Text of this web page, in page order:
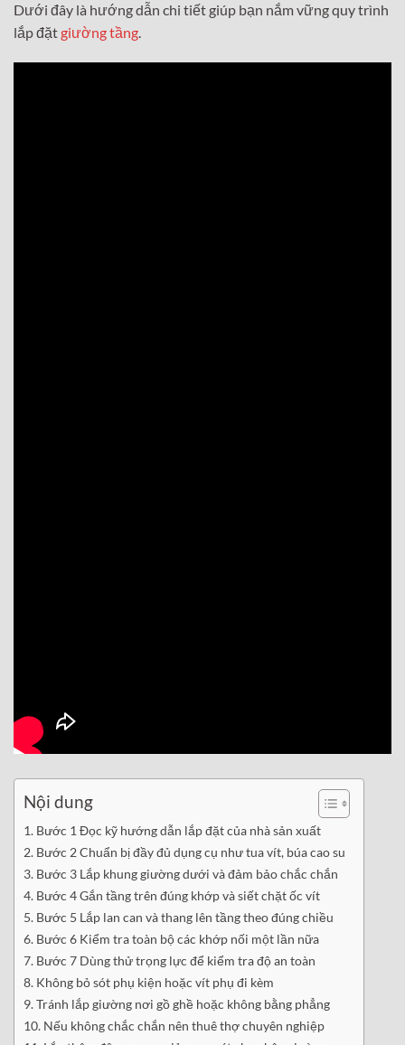
Dưới đây là hướng dẫn chi tiết giúp bạn nắm vững quy trình
lắp đặtgiường tầng.
Nội dung
Bước 1 Đọc kỹ hướng dẫn lắp đặt của nhà sản xuất
Bước 2 Chuẩn bị đầy đủ dụng cụ như tua vít, búa cao su
Bước 3 Lắp khung giường dưới và đảm bảo chắc chắn
Bước 4 Gắn tầng trên đúng khớp và siết chặt ốc vít
Bước 5 Lắp lan can và thang lên tầng theo đúng chiều
Bước 6 Kiểm tra toàn bộ các khớp nối một lần nữa
Bước 7 Dùng thử trọng lực để kiểm tra độ an toàn
Không bỏ sót phụ kiện hoặc vít phụ đi kèm
Tránh lắp giường nơi gồ ghề hoặc không bằng phẳng
Nếu không chắc chắn nên thuê thợ chuyên nghiệp